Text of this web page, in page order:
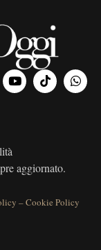
aggiornato.
–Cookie Policy